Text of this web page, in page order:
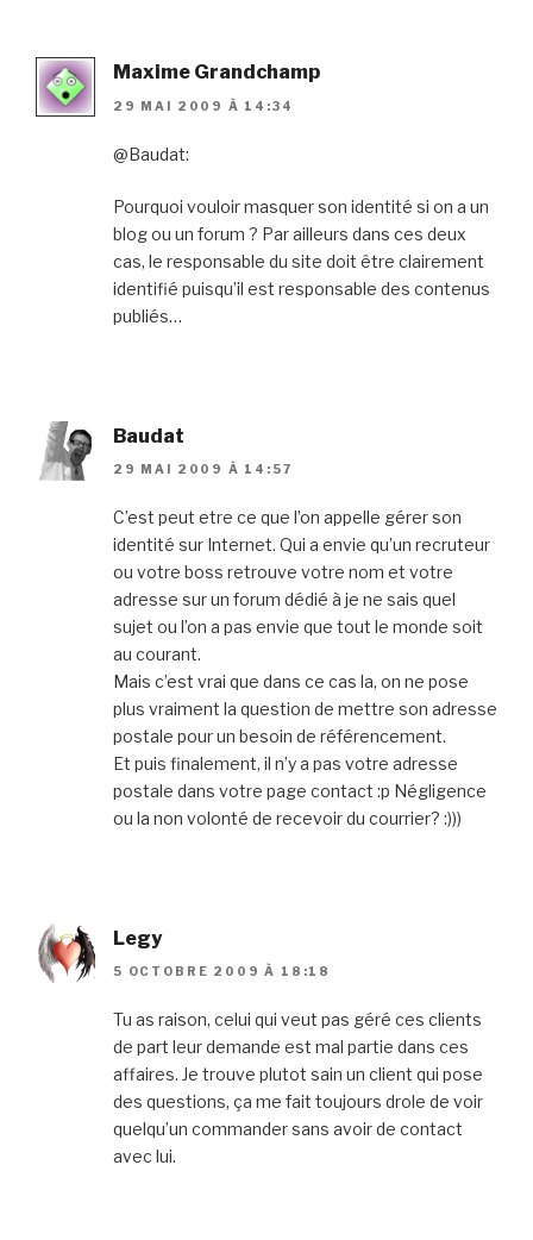
Maxime Grandchamp
29 MAI 2009 À 14:34
@Baudat:
Pourquoi vouloir masquer son identité si on a un
blog ou un forum ? Par ailleurs dans ces deux
cas, le responsable du site doit être clairement
identifié puisqu’il est responsable des contenus
publiés…
Baudat
29 MAI 2009 À 14:57
C’est peut etre ce que l’on appelle gérer son
identité sur Internet. Qui a envie qu’un recruteur
ou votre boss retrouve votre nom et votre
adresse sur un forum dédié à je ne sais quel
sujet ou l’on a pas envie que tout le monde soit
au courant.
Mais c’est vrai que dans ce cas la, on ne pose
plus vraiment la question de mettre son adresse
postale pour un besoin de référencement.
Et puis finalement, il n’y a pas votre adresse
postale dans votre page contact :p Négligence
ou la non volonté de recevoir du courrier? :)))
Legy
5 OCTOBRE 2009 À 18:18
Tu as raison, celui qui veut pas géré ces clients
de part leur demande est mal partie dans ces
affaires. Je trouve plutot sain un client qui pose
des questions, ça me fait toujours drole de voir
quelqu’un commander sans avoir de contact
avec lui.